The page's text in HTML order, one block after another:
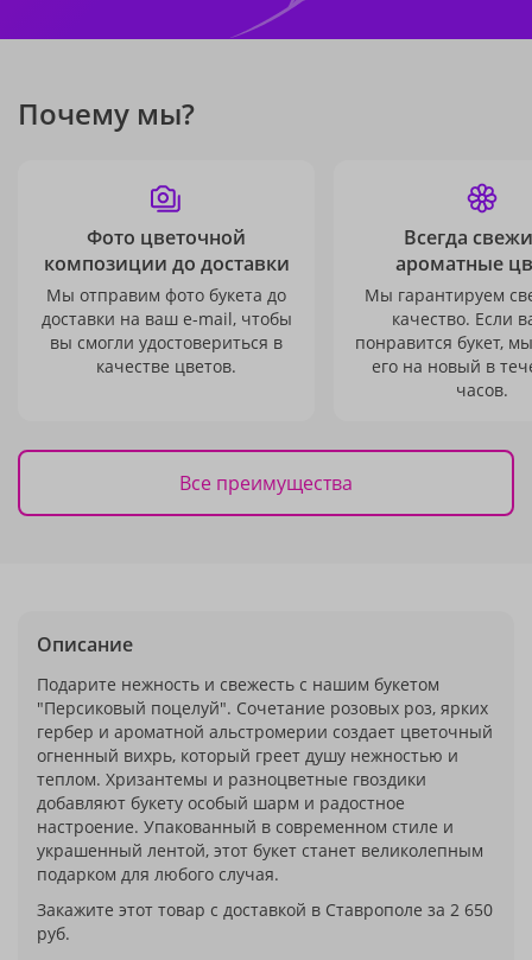
Почему мы?
Фото цветочной
композиции до доставки
Мы отправим фото букета до
доставки на ваш e-mail, чтобы
вы смогли удостовериться в
качестве цветов.
Всегда
ароматные
Мы гарантируем
качество. Если
понравится букет,
его на новый в
часов.
Все преимущества
Описание
Подарите нежность и свежесть с нашим букетом
"Персиковый поцелуй". Сочетание розовых роз, ярких
гербер и ароматной альстромерии создает цветочный
огненный вихрь, который греет душу нежностью и
теплом. Хризантемы и разноцветные гвоздики
добавляют букету особый шарм и радостное
настроение. Упакованный в современном стиле и
украшенный лентой, этот букет станет великолепным
подарком для любого случая.
Закажите этот товар с доставкой в Ставрополе за 2 650
руб.